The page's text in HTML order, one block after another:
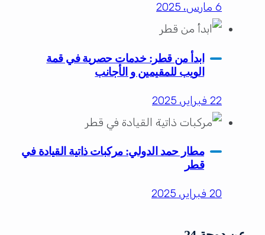
6 مارس، 2025
ابدأ من قطر: خدمات حصرية في قمة
الويب للمقيمين و الأجانب
22 فبراير، 2025
مطار حمد الدولي: مركبات ذاتية القيادة في
قطر
20 فبراير، 2025